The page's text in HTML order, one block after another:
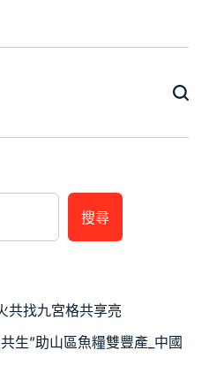
搜尋
共找九宮格共享亮
生”助山區魚糧雙豐產_中國